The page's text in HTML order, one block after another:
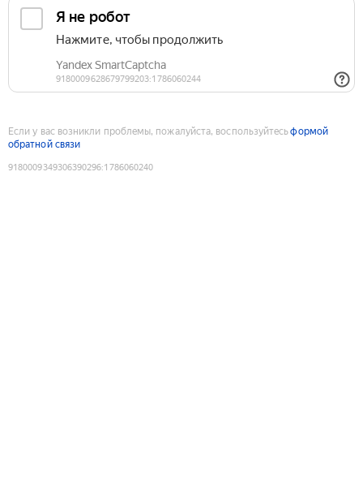
Если у вас возникли проблемы, пожалуйста, воспользуйтесьформой
обратной связи
9180009349306390296:1786060240